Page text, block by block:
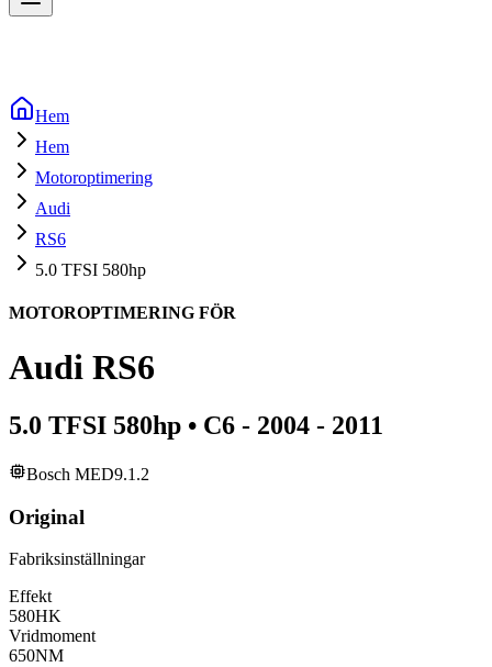
Hem
Hem
Motoroptimering
Audi
RS6
5.0 TFSI 580hp
MOTOROPTIMERING FÖR
Audi RS6
5.0 TFSI 580hp • C6 - 2004 - 2011
Bosch MED9.1.2
Original
Fabriksinställningar
Effekt
580HK
Vridmoment
650NM